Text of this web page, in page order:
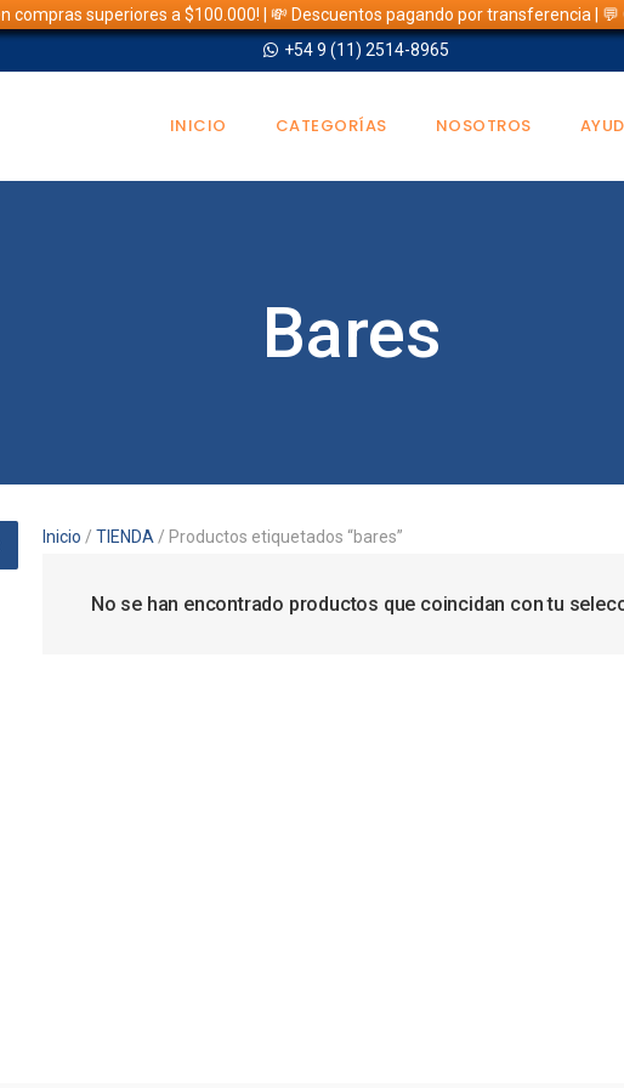
compras superiores a $100.000! | 💸 Descuentos pagando por transferencia |
+54 9 (11) 2514-8965
INICIO CATEGORÍAS NOSOTROS
Bares
Inicio / TIENDA / Productos etiquetados “bares”
No se han encontrado productos que coincidan con tu